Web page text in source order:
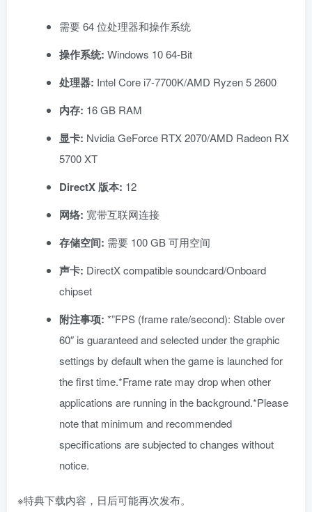
需要 64 位处理器和操作系统
操作系统: Windows 10 64-Bit
处理器: Intel Core i7-7700K/AMD Ryzen 5 2600
内存: 16 GB RAM
显卡: Nvidia GeForce RTX 2070/AMD Radeon RX
5700 XT
DirectX 版本: 12
网络: 宽带互联网连接
存储空间: 需要 100 GB 可用空间
声卡: DirectX compatible soundcard/Onboard
chipset
附注事项: *”FPS (frame rate/second): Stable over
60″ is guaranteed and selected under the graphic
settings by default when the game is launched for
the first time.*Frame rate may drop when other
applications are running in the background.*Please
note that minimum and recommended
specifications are subjected to changes without
notice.
※特典下载内容，日后可能再次发布。